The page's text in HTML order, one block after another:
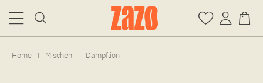
Home | Mischen | Dampflion